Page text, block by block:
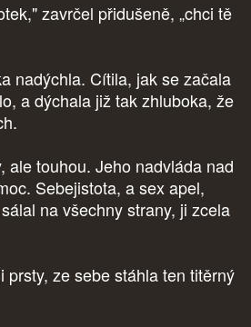
zavrčel přidušeně, „chci tě
nadýchla. Cítila, jak se začala
a dýchala již tak zhluboka, že
ale touhou. Jeho nadvláda nad
Sebejistota, a sex apel,
na všechny strany, ji zcela
prsty, ze sebe stáhla ten titěrný